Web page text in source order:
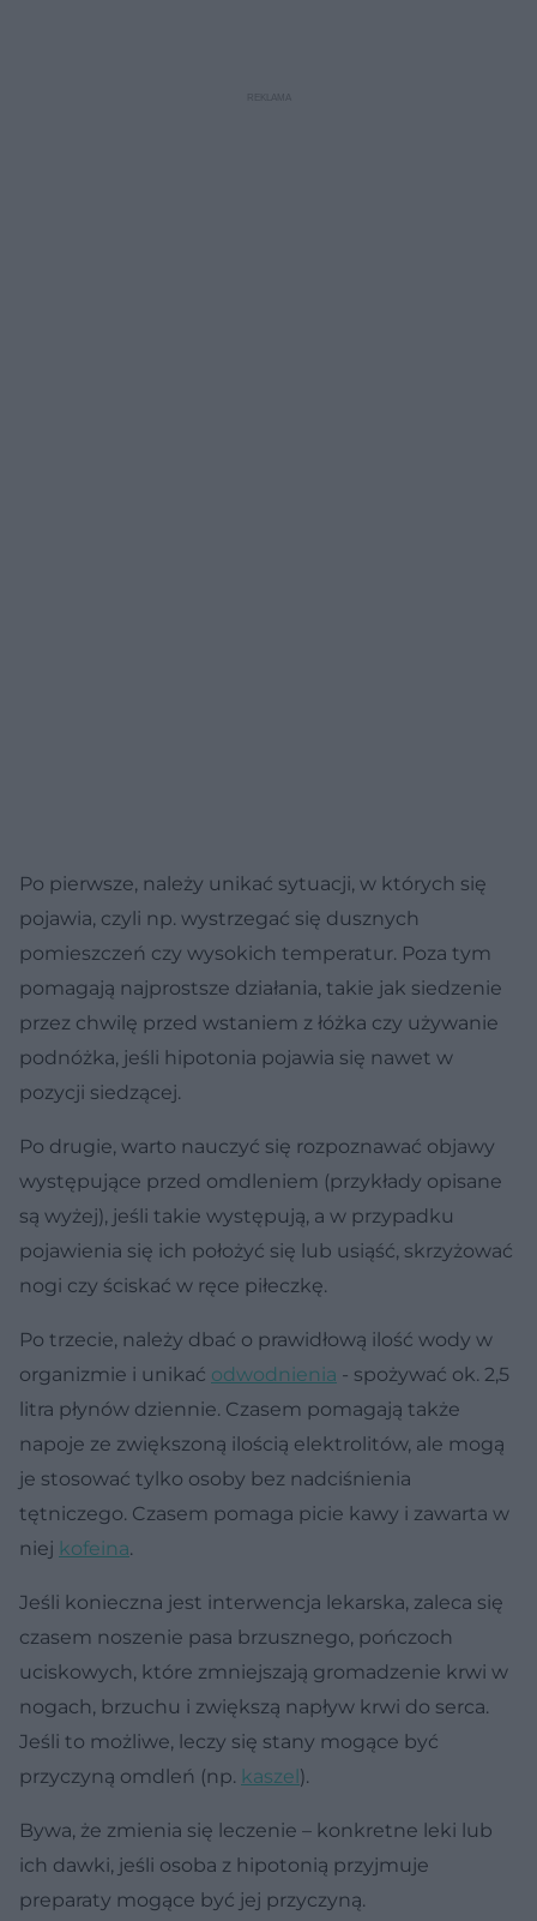
Po pierwsze, należy unikać sytuacji, w których się
pojawia, czyli np. wystrzegać się dusznych
pomieszczeń czy wysokich temperatur. Poza tym
pomagają najprostsze działania, takie jak siedzenie
przez chwilę przed wstaniem z łóżka czy używanie
podnóżka, jeśli hipotonia pojawia się nawet w
pozycji siedzącej.
Po drugie, warto nauczyć się rozpoznawać objawy
występujące przed omdleniem (przykłady opisane
są wyżej), jeśli takie występują, a w przypadku
pojawienia się ich położyć się lub usiąść, skrzyżować
nogi czy ściskać w ręce piłeczkę.
Po trzecie, należy dbać o prawidłową ilość wody w
organizmie i unikać odwodnienia - spożywać ok. 2,5
litra płynów dziennie. Czasem pomagają także
napoje ze zwiększoną ilością elektrolitów, ale mogą
je stosować tylko osoby bez nadciśnienia
tętniczego. Czasem pomaga picie kawy i zawarta w
niej kofeina.
Jeśli konieczna jest interwencja lekarska, zaleca się
czasem noszenie pasa brzusznego, pończoch
uciskowych, które zmniejszają gromadzenie krwi w
nogach, brzuchu i zwiększą napływ krwi do serca.
Jeśli to możliwe, leczy się stany mogące być
przyczyną omdleń (np. kaszel).
Bywa, że zmienia się leczenie – konkretne leki lub
ich dawki, jeśli osoba z hipotonią przyjmuje
preparaty mogące być jej przyczyną.